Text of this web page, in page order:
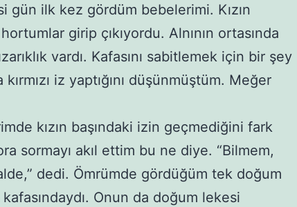
gün ilk kez gördüm bebelerimi. Kızın
girip çıkıyordu. Alnının ortasında
vardı. Kafasını sabitlemek için bir şey
kırmızı iz yaptığını düşünmüştüm. Meğer
kızın başındaki izin geçmediğini fark
sormayı akıl ettim bu ne diye. “Bilmem,
dedi. Ömrümde gördüğüm tek doğum
Onun da doğum lekesi